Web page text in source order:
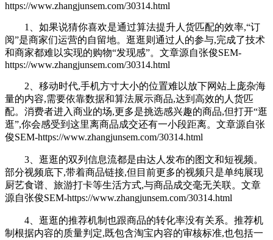
https://www.zhangjunsem.com/30314.html
1、如果说猜你喜欢是通过算法提升人货匹配的效率,“订
阅”是商家们运营的自留地。逛逛则通过人的参与,完成了技术
和商家都难以实现的购物“发现感”。 文章源自张俊SEM-
https://www.zhangjunsem.com/30314.html
2、移动时代,手机方寸大小的位置难以放下网站上庞杂海
量的内容,需要依靠数据和算法展示商品,达到高效的人货匹
配。消费者进入商业的场,更多是挑选感兴趣的商品,但打开“逛
逛”,你会感受到这里离商品成交还有一小段距离。 文章源自张
俊SEM-https://www.zhangjunsem.com/30314.html
3、逛逛的双列信息流都是由达人发布的图文和短视频。
部分视频底下,带着商品链接,但目前更多的视频只是单纯展现
厨艺食谱、旅游打卡等生活方式,与商品成交毫无关联。 文章
源自张俊SEM-https://www.zhangjunsem.com/30314.html
4、逛逛的推荐机制也跟商品的转化率没有关系。推荐机
制根据内容的质量判定,既包含淘宝内容的审核标准,也包括一